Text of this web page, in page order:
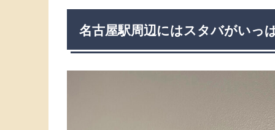
名古屋駅周辺にはスタバがいっ